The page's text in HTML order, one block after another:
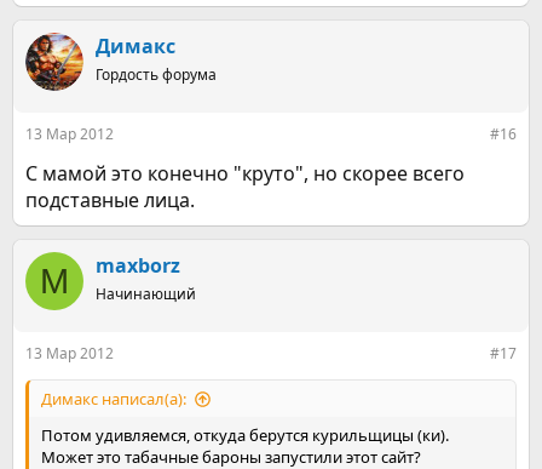
Димакс
Гордость форума
13 Мар 2012 #16
С мамой это конечно "круто", но скорее всего
подставные лица.
M maxborz
Начинающий
13 Мар 2012 #17
Димакс написал(а):
Потом удивляемся, откуда берутся курильщицы (ки).
Может это табачные бароны запустили этот сайт?